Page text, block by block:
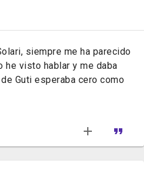
siempre me ha parecido
he visto hablar y me daba
Guti esperaba cero como